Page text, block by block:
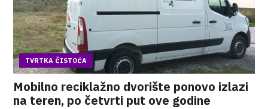
TVRTKA ČISTOĆA
Mobilno reciklažno dvorište ponovo izlazi
na teren, po četvrti put ove godine